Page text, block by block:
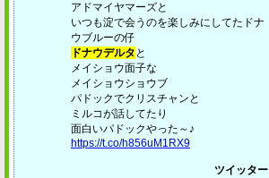
アドマイヤマーズと
いつも淀で会うのを楽しみにしてたドナ
ウブルーの仔
ドナウデルタ と
メイショウ面子な
メイショウショウブ
パドックでクリスチャンと
ミルコが話してたり
面白いパドックやった～♪
https://t.co/h856uM1RX9
ツイッター